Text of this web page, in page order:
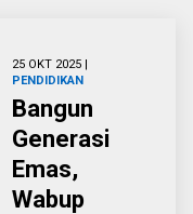
25 OKT 2025 |
PENDIDIKAN
Bangun
Generasi
Emas,
Wabup